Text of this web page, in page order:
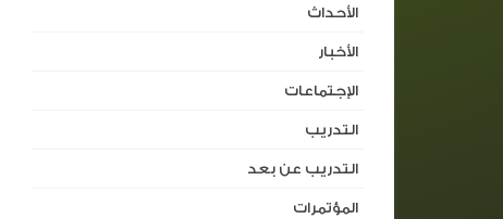
الأحداث
الأخبار
الإجتماعات
التدريب
التدريب عن بعد
المؤتمرات